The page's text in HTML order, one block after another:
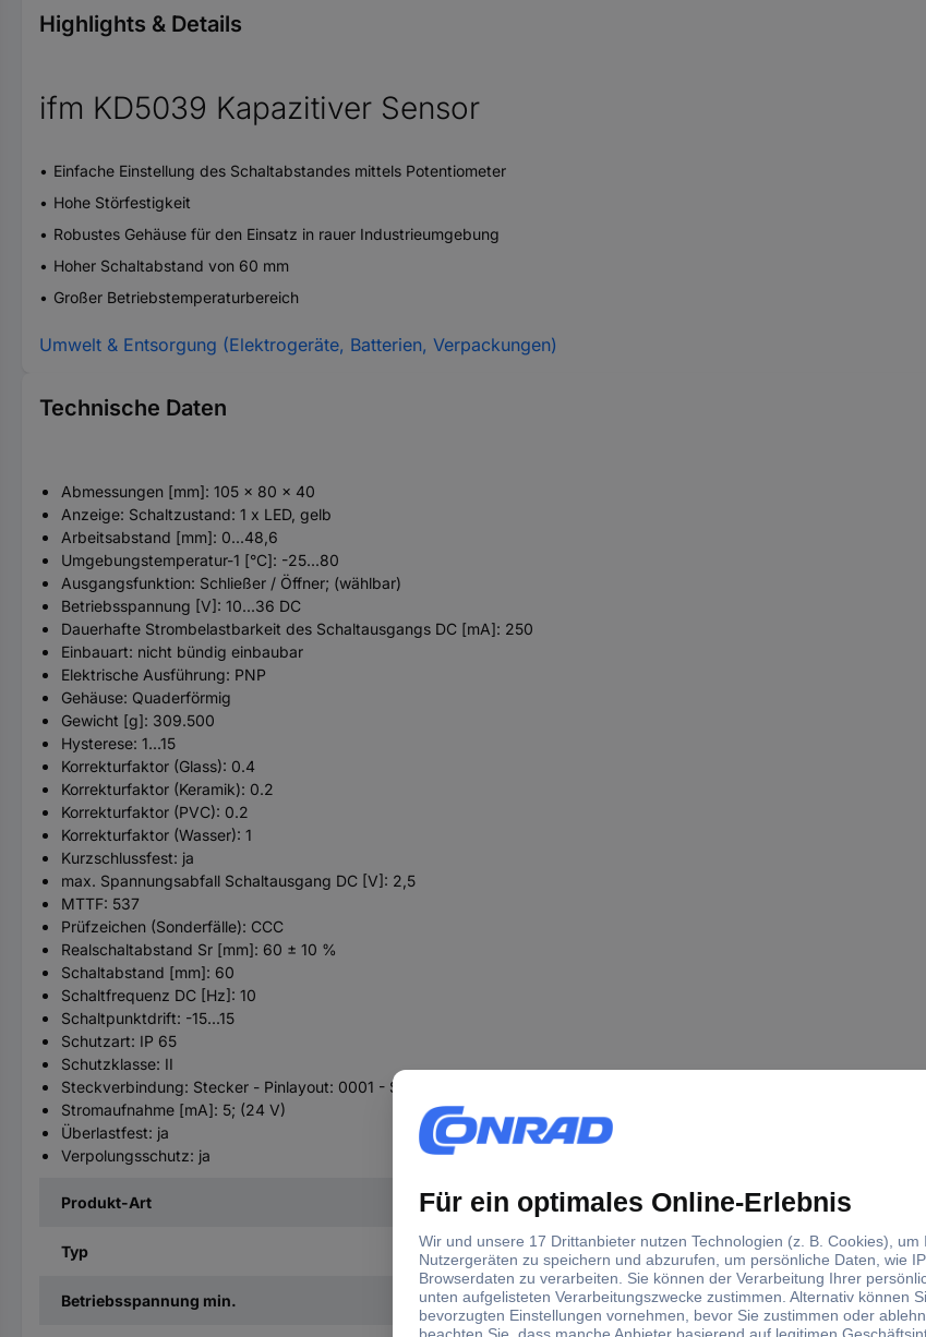
Highlights & Details
ifm KD5039 Kapazitiver Sensor
Einfache Einstellung des Schaltabstandes mittels Potentiometer
Hohe Störfestigkeit
Robustes Gehäuse für den Einsatz in rauer Industrieumgebung
Hoher Schaltabstand von 60 mm
Großer Betriebstemperaturbereich
Umwelt & Entsorgung (Elektrogeräte, Batterien, Verpackungen)
Technische Daten
Abmessungen [mm]: 105 x 80 x 40
Anzeige: Schaltzustand: 1 x LED, gelb
Arbeitsabstand [mm]: 0...48,6
Umgebungstemperatur-1 [°C]: -25...80
Ausgangsfunktion: Schließer / Öffner; (wählbar)
Betriebsspannung [V]: 10...36 DC
Dauerhafte Strombelastbarkeit des Schaltausgangs DC [mA]: 250
Einbauart: nicht bündig einbaubar
Elektrische Ausführung: PNP
Gehäuse: Quaderförmig
Gewicht [g]: 309.500
Hysterese: 1...15
Korrekturfaktor (Glass): 0.4
Korrekturfaktor (Keramik): 0.2
Korrekturfaktor (PVC): 0.2
Korrekturfaktor (Wasser): 1
Kurzschlussfest: ja
max. Spannungsabfall Schaltausgang DC [V]: 2,5
MTTF: 537
Prüfzeichen (Sonderfälle): CCC
Realschaltabstand Sr [mm]: 60 ± 10 %
Schaltabstand [mm]: 60
Schaltfrequenz DC [Hz]: 10
Schaltpunktdrift: -15...15
Schutzart: IP 65
Schutzklasse: II
Steckverbindung: Stecker - Pinlayout: 0001 - Steckverbindung: 1 x M12; Codierung: A
Stromaufnahme [mA]: 5; (24 V)
Überlastfest: ja
Verpolungsschutz: ja
Produkt-Art Sensor
Typ KD5039
Betriebsspannung min. 10 V/DC